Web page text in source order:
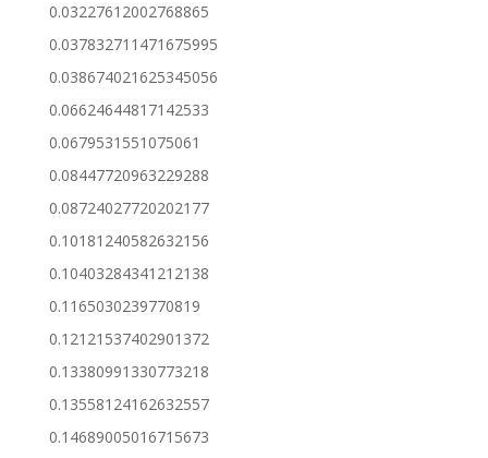
0.03227612002768865
0.037832711471675995
0.038674021625345056
0.06624644817142533
0.0679531551075061
0.08447720963229288
0.08724027720202177
0.10181240582632156
0.10403284341212138
0.1165030239770819
0.12121537402901372
0.13380991330773218
0.13558124162632557
0.14689005016715673